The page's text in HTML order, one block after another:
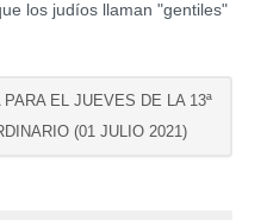
los judíos llaman "gentiles"
EL JUEVES DE LA 13ª
(01 JULIO 2021)